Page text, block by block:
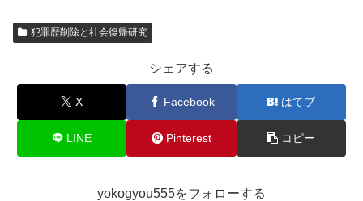
犯罪歴削除と社会復帰研究
シェアする
X Facebook はてブ
LINE Pinterest コピー
yokogyou555をフォローする